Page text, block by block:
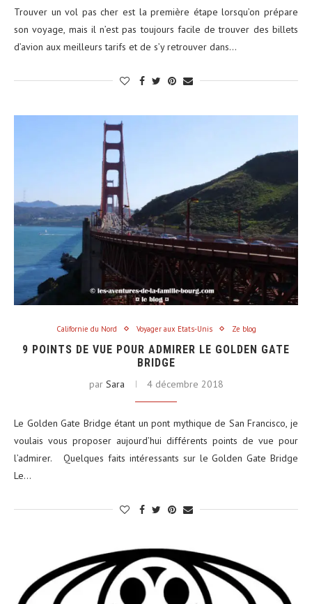
Trouver un vol pas cher est la première étape lorsqu’on prépare
son voyage, mais il n’est pas toujours facile de trouver des billets
d’avion aux meilleurs tarifs et de s’y retrouver dans…
Californie du Nord Voyager aux Etats-Unis Ze blog
9 POINTS DE VUE POUR ADMIRER LE GOLDEN GATE
BRIDGE
par Sara 4 décembre 2018
Le Golden Gate Bridge étant un pont mythique de San Francisco, je
voulais vous proposer aujourd’hui différents points de vue pour
l’admirer. Quelques faits intéressants sur le Golden Gate Bridge
Le…